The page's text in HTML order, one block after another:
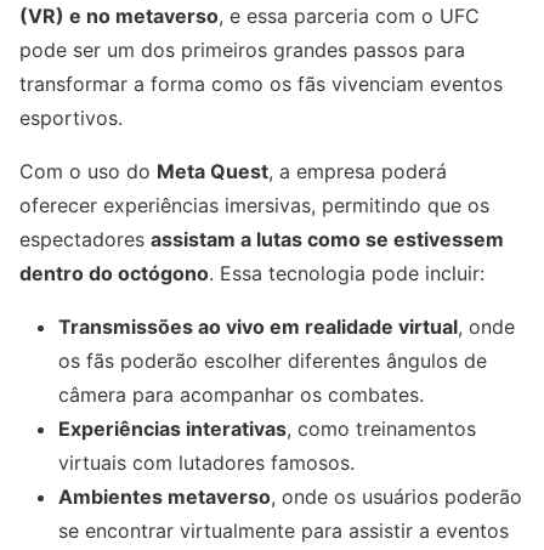
(VR) e no metaverso, e essa parceria com o UFC
pode ser um dos primeiros grandes passos para
transformar a forma como os fãs vivenciam eventos
esportivos.
Com o uso do Meta Quest, a empresa poderá
oferecer experiências imersivas, permitindo que os
espectadores assistam a lutas como se estivessem
dentro do octógono. Essa tecnologia pode incluir:
Transmissões ao vivo em realidade virtual, onde
os fãs poderão escolher diferentes ângulos de
câmera para acompanhar os combates.
Experiências interativas, como treinamentos
virtuais com lutadores famosos.
Ambientes metaverso, onde os usuários poderão
se encontrar virtualmente para assistir a eventos